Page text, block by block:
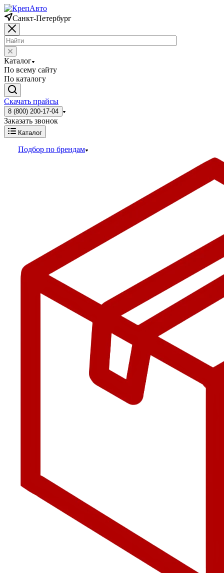
Санкт-Петербург
Каталог
По всему сайту
По каталогу
Скачать прайсы
8 (800) 200-17-04
Заказать звонок
Каталог
Подбор по брендам